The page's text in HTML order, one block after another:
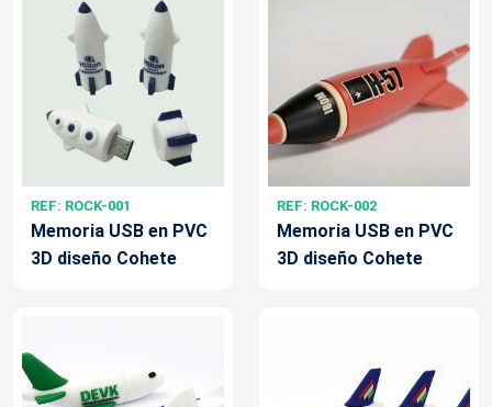
REF: ROCK-001
Memoria USB en PVC
3D diseño Cohete
REF: ROCK-002
Memoria USB en PVC
3D diseño Cohete